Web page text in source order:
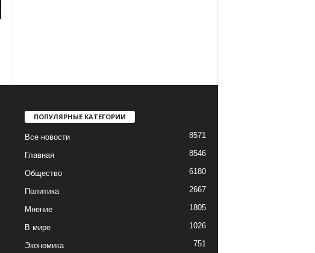
ПОПУЛЯРНЫЕ КАТЕГОРИИ
Все новости 8571
Главная 8546
Общество 6180
Политика 2667
Мнение 1805
В мире 1026
Экономика 751